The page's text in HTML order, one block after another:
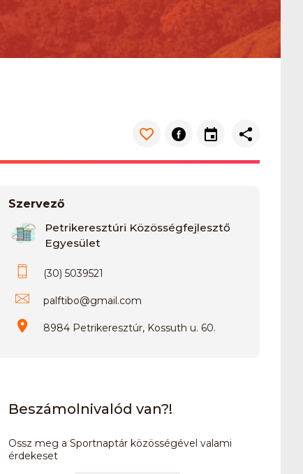
Szervező
Petrikeresztúri Közösségfejlesztő
Egyesület
(30) 5039521
palftibo@gmail.com
8984 Petrikeresztúr, Kossuth u. 60.
Beszámolnivalód van?!
Ossz meg a Sportnaptár közösségével valami
érdekeset